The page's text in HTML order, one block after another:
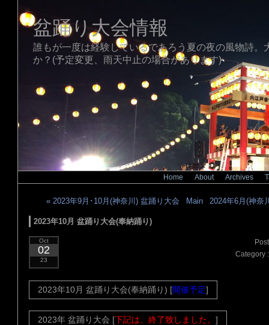
盆踊り大会情報
誰もが一度は経験しているであろう夏の夜の風物詩
か？(予定変更、雨天中止の場合があります)
Home About Archives
« 2023年9月･10月(神奈川) 盆踊り大会 Main| 2024年6月(神奈
2023年10月 盆踊り大会(奉納踊り)
Oct
02
23
Category
2023年10月 盆踊り大会(奉納踊り) [開催予定]
2023年 盆踊り大会 [下記は、終了致しました。 ]